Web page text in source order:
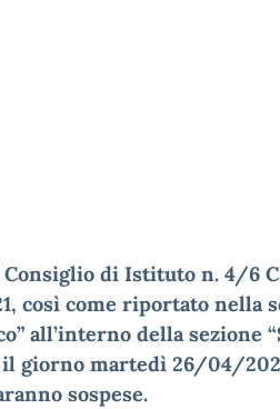
di Istituto n. 4/6
così come riportato nella
all’interno della sezione
il giorno martedì 26/04/
sospese.